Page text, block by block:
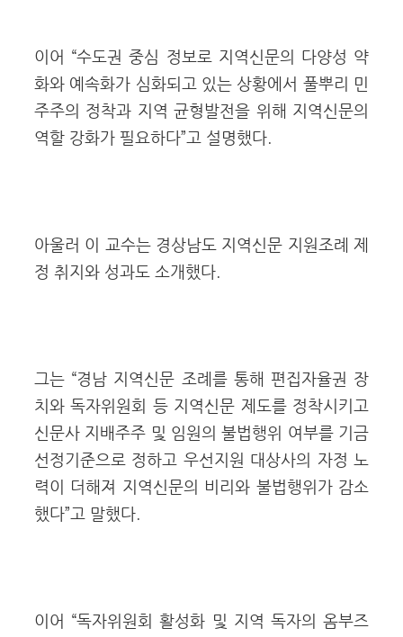
이어 “수도권 중심 정보로 지역신문의 다양성 약
화와 예속화가 심화되고 있는 상황에서 풀뿌리 민
주주의 정착과 지역 균형발전을 위해 지역신문의
역할 강화가 필요하다”고 설명했다.
아울러 이 교수는 경상남도 지역신문 지원조례 제
정 취지와 성과도 소개했다.
그는 “경남 지역신문 조례를 통해 편집자율권 장
치와 독자위원회 등 지역신문 제도를 정착시키고
신문사 지배주주 및 임원의 불법행위 여부를 기금
선정기준으로 정하고 우선지원 대상사의 자정 노
력이 더해져 지역신문의 비리와 불법행위가 감소
했다”고 말했다.
이어 “독자위원회 활성화 및 지역 독자의 옴부즈